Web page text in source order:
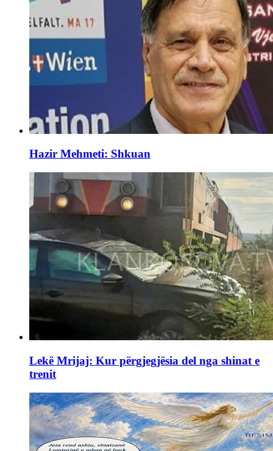
Hazir Mehmeti: Shkuan
Lekë Mrijaj: Kur përgjegjësia del nga shinat e
trenit